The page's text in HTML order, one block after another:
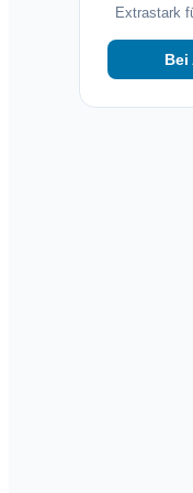
Extrastark
Bei